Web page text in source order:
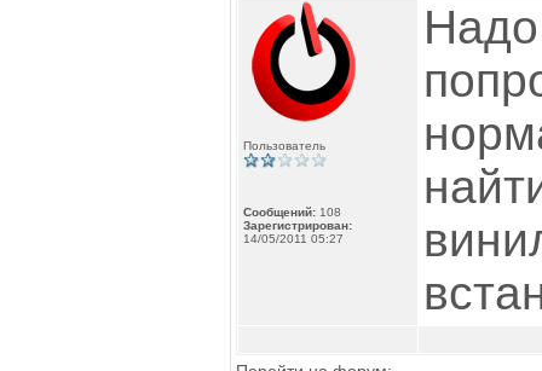
Пользователь
Сообщений: 108
Зарегистрирован:
14/05/2011 05:27